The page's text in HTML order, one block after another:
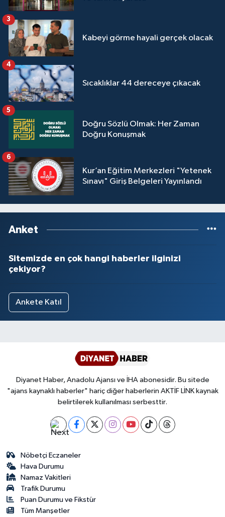
Kabeyi görme hayali gerçek olacak
3
Sıcaklıklar 44 dereceye çıkacak
4
Doğru Sözlü Olmak: Her Zaman
Doğru Konuşmak
5
Kur’an Eğitim Merkezleri "Yetenek
Sınavı" Giriş Belgeleri Yayınlandı
6
Anket
Sitemizde en çok hangi haberler ilginizi
çekiyor?
Ankete Katıl
Diyanet Haber, Anadolu Ajansı ve İHA abonesidir. Bu sitede
"ajans kaynaklı haberler" hariç diğer haberlerin AKTİF LİNK kaynak
belirtilerek kullanılması serbesttir.
Nöbetçi Eczaneler
Hava Durumu
Namaz Vakitleri
Trafik Durumu
Puan Durumu ve Fikstür
Tüm Manşetler